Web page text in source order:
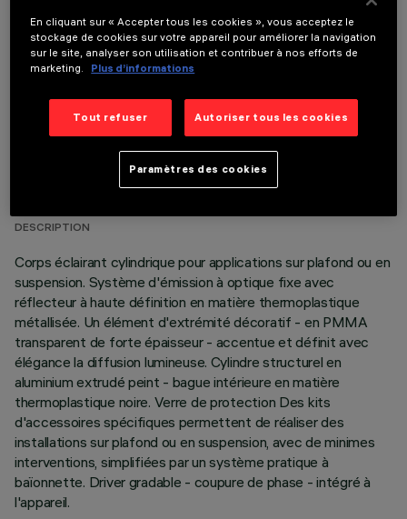
COMPOSANTS OPTIONNELS
DONNÉES TECHNIQUES
DESCRIPTION
Corps éclairant cylindrique pour applications sur plafond ou en
suspension. Système d'émission à optique fixe avec
réflecteur à haute définition en matière thermoplastique
métallisée. Un élément d'extrémité décoratif - en PMMA
transparent de forte épaisseur - accentue et définit avec
élégance la diffusion lumineuse. Cylindre structurel en
aluminium extrudé peint - bague intérieure en matière
thermoplastique noire. Verre de protection Des kits
d'accessoires spécifiques permettent de réaliser des
installations sur plafond ou en suspension, avec de minimes
interventions, simplifiées par un système pratique à
baïonnette. Driver gradable - coupure de phase - intégré à
l'appareil.
En cliquant sur « Accepter tous les cookies », vous acceptez le
stockage de cookies sur votre appareil pour améliorer la navigation
sur le site, analyser son utilisation et contribuer à nos efforts de
marketing.
Plus d’informations
Tout refuser Autoriser tous les cookies
Paramètres des cookies